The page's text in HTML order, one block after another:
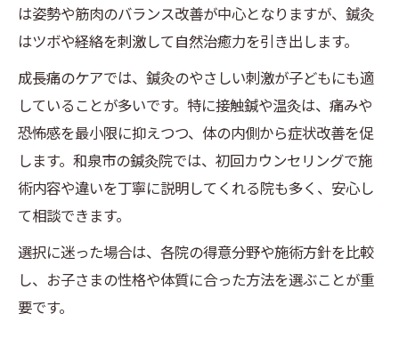
和泉市の鍼灸院で通いやすさをチェックす
る方法
費用感や自費施術の比較で納得の鍼灸選び
は姿勢や筋肉のバランス改善が中心となりますが、鍼灸
はツボや経絡を刺激して自然治癒力を引き出します。
成長痛のケアでは、鍼灸のやさしい刺激が子どもにも適
していることが多いです。特に接触鍼や温灸は、痛みや
恐怖感を最小限に抑えつつ、体の内側から症状改善を促
します。和泉市の鍼灸院では、初回カウンセリングで施
術内容や違いを丁寧に説明してくれる院も多く、安心し
て相談できます。
選択に迷った場合は、各院の得意分野や施術方針を比較
し、お子さまの性格や体質に合った方法を選ぶことが重
要です。